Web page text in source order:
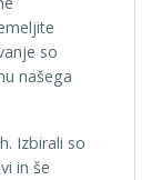
so
našega
Izbirali so
in še